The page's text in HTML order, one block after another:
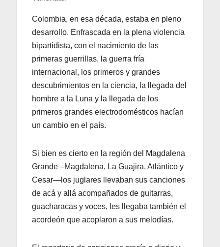
Colombia, en esa década, estaba en pleno
desarrollo. Enfrascada en la plena violencia
bipartidista, con el nacimiento de las
primeras guerrillas, la guerra fría
internacional, los primeros y grandes
descubrimientos en la ciencia, la llegada del
hombre a la Luna y la llegada de los
primeros grandes electrodomésticos hacían
un cambio en el país.
Si bien es cierto en la región del Magdalena
Grande –Magdalena, La Guajira, Atlántico y
Cesar—los juglares llevaban sus canciones
de acá y allá acompañados de guitarras,
guacharacas y voces, les llegaba también el
acordeón que acoplaron a sus melodías.